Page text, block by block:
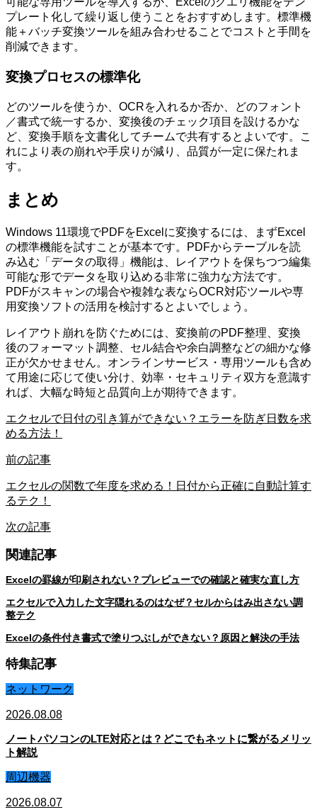
プレート化して繰り返し使うことをおすすめします。標準機
能＋バッチ変換ツールを組み合わせることでコストと手間を
削減できます。
変換プロセスの標準化
どのツールを使うか、OCRを入れるか否か、どのフォント
／書式で統一するか、変換後のチェック項目を設けるかな
ど、変換手順を文書化してチームで共有するとよいです。こ
れにより表の崩れや手戻りが減り、品質が一定に保たれま
す。
まとめ
Windows 11環境でPDFをExcelに変換するには、まずExcel
の標準機能を試すことが基本です。PDFからテーブルを読
み込む「データの取得」機能は、レイアウトを保ちつつ編集
可能な形でデータを取り込める非常に強力な方法です。
PDFがスキャンの場合や複雑な表ならOCR対応ツールや専
用変換ソフトの活用を検討するとよいでしょう。
レイアウト崩れを防ぐためには、変換前のPDF整理、変換
後のフォーマット調整、セル結合や余白調整などの細かな修
正が欠かせません。オンラインサービス・専用ツールも含め
て用途に応じて使い分け、効率・セキュリティ双方を意識す
れば、大幅な時短と品質向上が期待できます。
エクセルで日付の引き算ができない？エラーを防ぎ日数を求
める方法！
前の記事
エクセルの関数で年度を求める！日付から正確に自動計算す
るテク！
次の記事
関連記事
Excelの罫線が印刷されない？プレビューでの確認と確実な直し方
エクセルで入力した文字隠れるのはなぜ？セルからはみ出さない調
整テク
Excelの条件付き書式で塗りつぶしができない？原因と解決の手法
特集記事
ネットワーク
2026.08.08
ノートパソコンのLTE対応とは？どこでもネットに繋がるメリッ
ト解説
周辺機器
2026.08.07